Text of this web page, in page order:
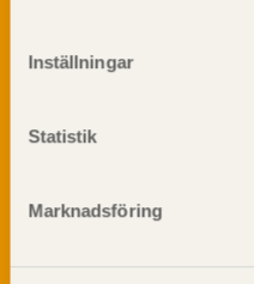
Inställningar
Statistik
Marknadsföring
Prenumerera på